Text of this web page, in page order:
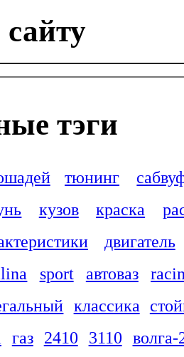
тэги
тюнинг
кузов краска
двигатель
sport автоваз
классика
газ 2410 3110 волга-